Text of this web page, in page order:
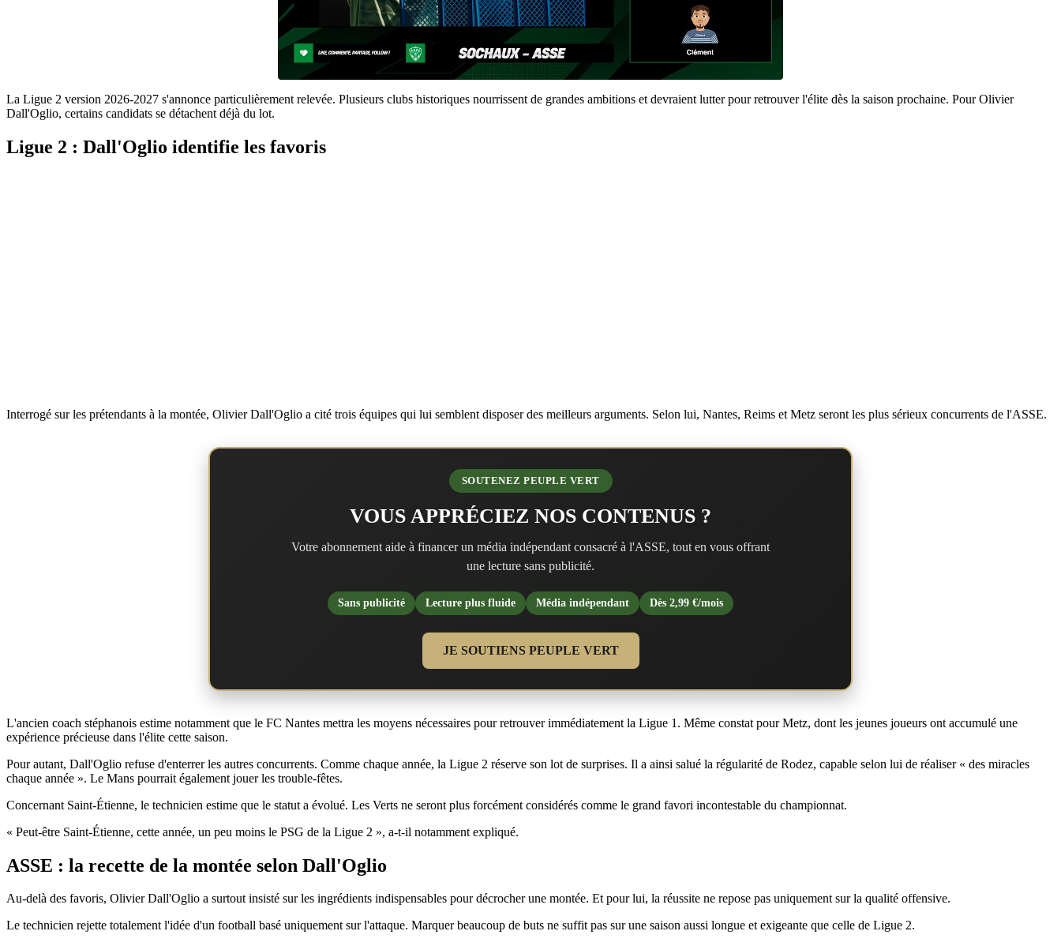
La Ligue 2 version 2026-2027 s'annonce particulièrement relevée. Plusieurs clubs historiques nourrissent de grandes ambitions et devraient lutter pour retrouver l'élite dès la saison prochaine. Pour Olivier
Dall'Oglio, certains candidats se détachent déjà du lot.
Ligue 2 : Dall'Oglio identifie les favoris
Interrogé sur les prétendants à la montée, Olivier Dall'Oglio a cité trois équipes qui lui semblent disposer des meilleurs arguments. Selon lui, Nantes, Reims et Metz seront les plus sérieux concurrents de l'ASSE.
SOUTENEZ PEUPLE VERT
VOUS APPRÉCIEZ NOS CONTENUS ?
Votre abonnement aide à financer un média indépendant consacré à l'ASSE, tout en vous offrant
une lecture sans publicité.
Sans publicité Lecture plus fluide Média indépendant Dès 2,99 €/mois
JE SOUTIENS PEUPLE VERT
L'ancien coach stéphanois estime notamment que le FC Nantes mettra les moyens nécessaires pour retrouver immédiatement la Ligue 1. Même constat pour Metz, dont les jeunes joueurs ont accumulé une
expérience précieuse dans l'élite cette saison.
Pour autant, Dall'Oglio refuse d'enterrer les autres concurrents. Comme chaque année, la Ligue 2 réserve son lot de surprises. Il a ainsi salué la régularité de Rodez, capable selon lui de réaliser « des miracles
chaque année ». Le Mans pourrait également jouer les trouble-fêtes.
Concernant Saint-Étienne, le technicien estime que le statut a évolué. Les Verts ne seront plus forcément considérés comme le grand favori incontestable du championnat.
« Peut-être Saint-Étienne, cette année, un peu moins le PSG de la Ligue 2 », a-t-il notamment expliqué.
ASSE : la recette de la montée selon Dall'Oglio
Au-delà des favoris, Olivier Dall'Oglio a surtout insisté sur les ingrédients indispensables pour décrocher une montée. Et pour lui, la réussite ne repose pas uniquement sur la qualité offensive.
Le technicien rejette totalement l'idée d'un football basé uniquement sur l'attaque. Marquer beaucoup de buts ne suffit pas sur une saison aussi longue et exigeante que celle de Ligue 2.